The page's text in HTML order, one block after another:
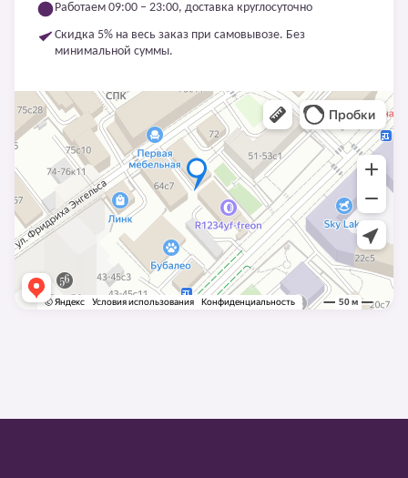
Работаем 09:00 – 23:00, доставка круглосуточно
Скидка 5% на весь заказ при самовывозе. Без
минимальной суммы.